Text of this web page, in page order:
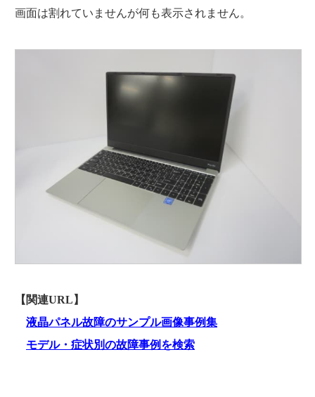
画面は割れていませんが何も表示されません。
【関連URL】
液晶パネル故障のサンプル画像事例集
モデル・症状別の故障事例を検索